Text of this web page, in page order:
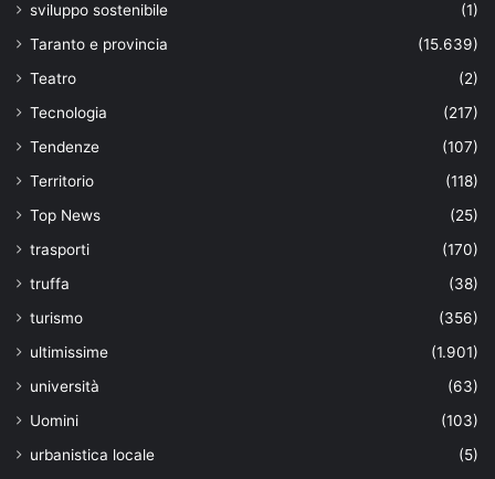
sviluppo sostenibile
(1)
Taranto e provincia
(15.639)
Teatro
(2)
Tecnologia
(217)
Tendenze
(107)
Territorio
(118)
Top News
(25)
trasporti
(170)
truffa
(38)
turismo
(356)
ultimissime
(1.901)
università
(63)
Uomini
(103)
urbanistica locale
(5)